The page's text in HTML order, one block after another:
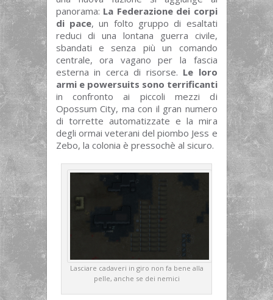
panorama: La Federazione dei corpi
di pace, un folto gruppo di esaltati
reduci di una lontana guerra civile,
sbandati e senza più un comando
centrale, ora vagano per la fascia
esterna in cerca di risorse. Le loro
armi e powersuits sono terrificanti
in confronto ai piccoli mezzi di
Opossum City, ma con il gran numero
di torrette automatizzate e la mira
degli ormai veterani del piombo Jess e
Zebo, la colonia è pressochè al sicuro.
Lasciare cadaveri in giro non fa bene alla
pelle, anche se dei nemici